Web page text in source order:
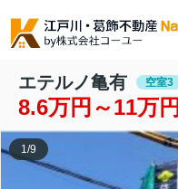
エテルノ亀有 空室3
8.6万円～11万円
1 /9